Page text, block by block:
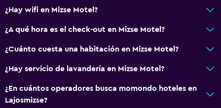
¿Hay wifi en Mizse Motel?
¿A qué hora es el check-out en Mizse Motel?
¿Cuánto cuesta una habitación en Mizse Motel?
¿Hay servicio de lavandería en Mizse Motel?
¿En cuántos operadores busca momondo hoteles en
Lajosmizse?